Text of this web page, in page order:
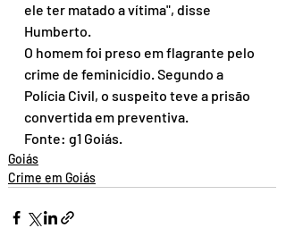
ele ter matado a vítima", disse
Humberto.
O homem foi preso em flagrante pelo
crime de feminicídio. Segundo a
Polícia Civil, o suspeito teve a prisão
convertida em preventiva.
Fonte: g1 Goiás.
Goiás
Crime em Goiás